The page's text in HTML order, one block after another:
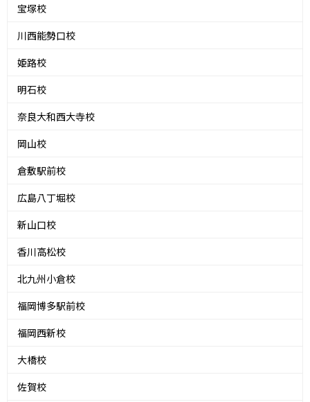
宝塚校
川西能勢口校
姫路校
明石校
奈良大和西大寺校
岡山校
倉敷駅前校
広島八丁堀校
新山口校
香川高松校
北九州小倉校
福岡博多駅前校
福岡西新校
大橋校
佐賀校